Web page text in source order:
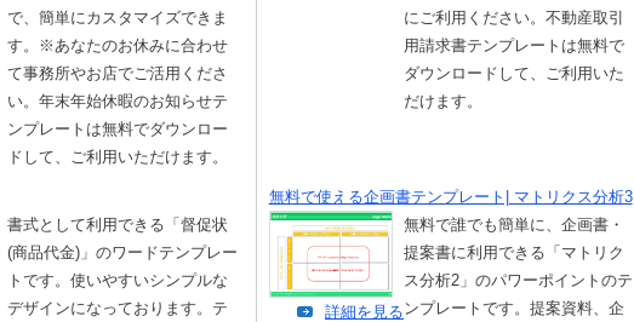
で、簡単にカスタマイズできま
す。※あなたのお休みに合わせ
て事務所やお店でご活用くださ
い。年末年始休暇のお知らせテ
ンプレートは無料でダウンロー
ドして、ご利用いただけます。
にご利用ください。不動産取引
用請求書テンプレートは無料で
ダウンロードして、ご利用いた
だけます。
書式として利用できる「督促状
(商品代金)」のワードテンプレー
トです。使いやすいシンプルな
デザインになっております。テ
無料で使える企画書テンプレート| マトリクス分析3
無料で誰でも簡単に、企画書・
提案書に利用できる「マトリク
ス分析2」のパワーポイントのテ
ンプレートです。提案資料、企
詳細を見る